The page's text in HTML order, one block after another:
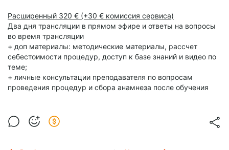
Расширенный 320 € (+30 € комиссия сервиса)
Два дня трансляции в прямом эфире и ответы на вопросы
во время трансляции
+ доп материалы: методические материалы, рассчет
себестоимости процедур, доступ к базе знаний и видео по
теме;
+ личные консультации преподавателя по вопросам
проведения процедур и сбора анамнеза после обучения